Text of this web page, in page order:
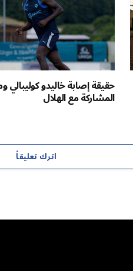
حقيقة إصابة خاليدو
المشاركة مع الهلال
اترك تعليقاً